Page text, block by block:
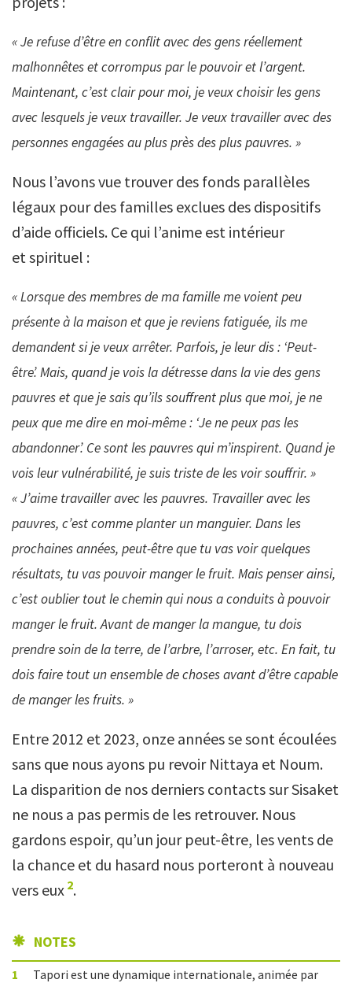
« Je refuse d’être en conflit avec des gens réellement
malhonnêtes et corrompus par le pouvoir et l’argent.
Maintenant, c’est clair pour moi, je veux choisir les gens
avec lesquels je veux travailler. Je veux travailler avec des
personnes engagées au plus près des pluspauvres. »
Nous l’avons vue trouver des fonds parallèles
légaux pour des familles exclues des dispositifs
d’aide officiels. Ce qui l’anime est intérieur
et spirituel :
« Lorsque des membres de ma famille me voient peu
présente à la maison et que je reviens fatiguée, ils me
demandent si je veux arrêter. Parfois, je leur dis : ‘Peut-
être’. Mais, quand je vois la détresse dans la vie des gens
pauvres et que je sais qu’ils souffrent plus que moi, je ne
peux que me dire en moi-même : ‘Je ne peux pas les
abandonner’. Ce sont les pauvres qui m’inspirent. Quand je
vois leur vulnérabilité, je suis triste de les voir souffrir. »
« J’aime travailler avec les pauvres. Travailler avec les
pauvres, c’est comme planter un manguier. Dans les
prochaines années, peut-être que tu vas voir quelques
résultats, tu vas pouvoir manger le fruit. Mais penser ainsi,
c’est oublier tout le chemin qui nous a conduits à pouvoir
manger le fruit. Avant de manger la mangue, tu dois
prendre soin de la terre, de l’arbre, l’arroser, etc. En fait, tu
dois faire tout un ensemble de choses avant d’être capable
de manger lesfruits. »
Entre 2012 et 2023, onze années se sont écoulées
sans que nous ayons pu revoir Nittaya et Noum.
La disparition de nos derniers contacts sur Sisaket
ne nous a pas permis de les retrouver. Nous
gardons espoir, qu’un jour peut-être, les vents de
la chance et du hasard nous porteront à nouveau
vers eux 2.
NOTES
1
Tapori est une dynamique internationale, animée par